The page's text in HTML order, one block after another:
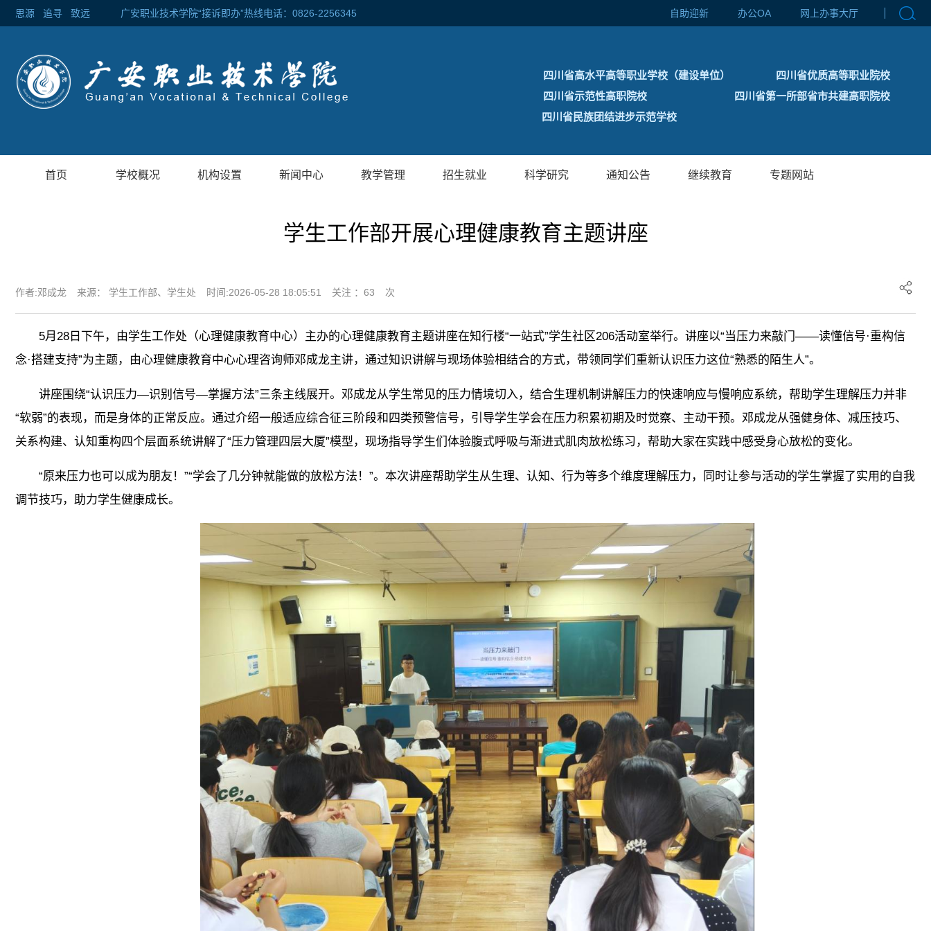
思源 追寻 致远 广安职业技术学院“接诉即办”热线电话：0826-2256345 自助迎新 办公OA 网上办事大厅
四川省高水平高等职业学校（建设单位）
四川省优质高等职业院校
四川省示范性高职院校
四川省第一所部省市共建高职院校
四川省民族团结进步示范学校
首页 学校概况 机构设置 新闻中心 教学管理 招生就业 科学研究 通知公告 继续教育 专题网站
学生工作部开展心理健康教育主题讲座
作者:邓成龙 来源： 学生工作部、学生处 时间:2026-05-28 18:05:51 关注 ： 63 次
5月28日下午，由学生工作处（心理健康教育中心）主办的心理健康教育主题讲座在知行楼“一站式”学生社区206活动室举行。讲座以“当压力来敲门——读懂信号·重构信
念·搭建支持”为主题，由心理健康教育中心心理咨询师邓成龙主讲，通过知识讲解与现场体验相结合的方式，带领同学们重新认识压力这位“熟悉的陌生人”。
讲座围绕“认识压力—识别信号—掌握方法”三条主线展开。邓成龙从学生常见的压力情境切入，结合生理机制讲解压力的快速响应与慢响应系统，帮助学生理解压力并非
“软弱”的表现，而是身体的正常反应。通过介绍一般适应综合征三阶段和四类预警信号，引导学生学会在压力积累初期及时觉察、主动干预。邓成龙从强健身体、减压技巧、
关系构建、认知重构四个层面系统讲解了“压力管理四层大厦”模型，现场指导学生们体验腹式呼吸与渐进式肌肉放松练习，帮助大家在实践中感受身心放松的变化。
“原来压力也可以成为朋友！”“学会了几分钟就能做的放松方法！”。本次讲座帮助学生从生理、认知、行为等多个维度理解压力，同时让参与活动的学生掌握了实用的自我
调节技巧，助力学生健康成长。